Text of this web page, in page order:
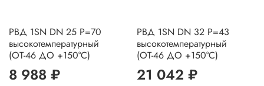
РВД 1SN DN 25 P=70
высокотемпературный
(ОТ-46 ДО +150°C)
8 988 ₽
РВД 1SN DN 32 P=43
высокотемпературный
(ОТ-46 ДО +150°C)
21 042 ₽